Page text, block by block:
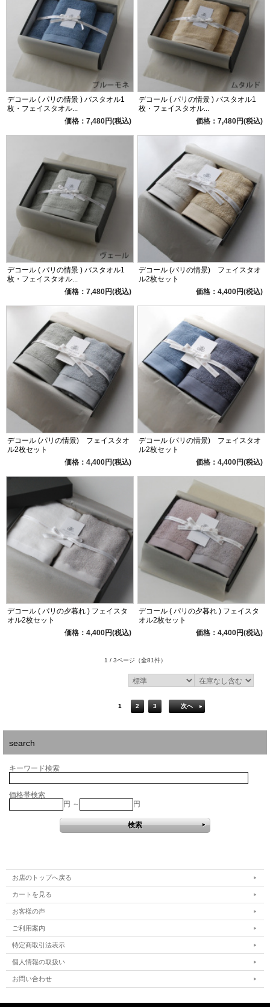
デコール ( パリの情景 ) バスタオル1
枚・フェイスタオル...
価格：7,480円(税込)
デコール ( パリの情景 ) バスタオル1
枚・フェイスタオル...
価格：7,480円(税込)
デコール ( パリの情景 ) バスタオル1
枚・フェイスタオル...
価格：7,480円(税込)
デコール (パリの情景) フェイスタオ
ル2枚セット
価格：4,400円(税込)
デコール (パリの情景) フェイスタオ
ル2枚セット
価格：4,400円(税込)
デコール (パリの情景) フェイスタオ
ル2枚セット
価格：4,400円(税込)
デコール ( パリの夕暮れ ) フェイスタ
オル2枚セット
価格：4,400円(税込)
デコール ( パリの夕暮れ ) フェイスタ
オル2枚セット
価格：4,400円(税込)
1 / 3ページ （全81件）
1 2 3 次へ
search
キーワード検索
価格帯検索
円 ～
円
お店のトップへ戻る
カートを見る
お客様の声
ご利用案内
特定商取引法表示
個人情報の取扱い
お問い合わせ